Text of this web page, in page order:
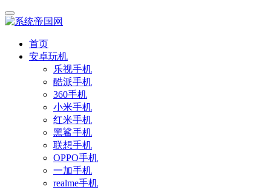
首页
安卓玩机
乐视手机
酷派手机
360手机
小米手机
红米手机
黑鲨手机
联想手机
OPPO手机
一加手机
realme手机